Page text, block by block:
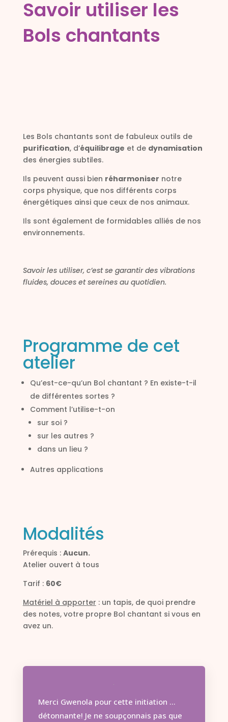
Savoir utiliser les
Bols chantants
Les Bols chantants sont de fabuleux outils de
purification, d’équilibrage et de dynamisation
des énergies subtiles.
Ils peuvent aussi bien réharmoniser notre
corps physique, que nos différents corps
énergétiques ainsi que ceux de nos animaux.
Ils sont également de formidables alliés de nos
environnements.
Savoir les utiliser, c’est se garantir des vibrations
fluides, douces et sereines au quotidien.
Programme de cet
atelier
Qu’est-ce-qu’un Bol chantant ? En existe-t-il
de différentes sortes ?
Comment l’utilise-t-on
sur soi ?
sur les autres ?
dans un lieu ?
Autres applications
Modalités
Prérequis : Aucun.
Atelier ouvert à tous
Tarif : 60€
Matériel à apporter : un tapis, de quoi prendre
des notes, votre propre Bol chantant si vous en
avez un.
Merci Gwenola pour cette initiation …
détonnante! Je ne soupçonnais pas que